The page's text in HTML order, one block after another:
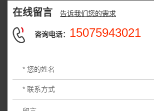
在线留言 告诉我们您的需求
咨询电话： 15075943021